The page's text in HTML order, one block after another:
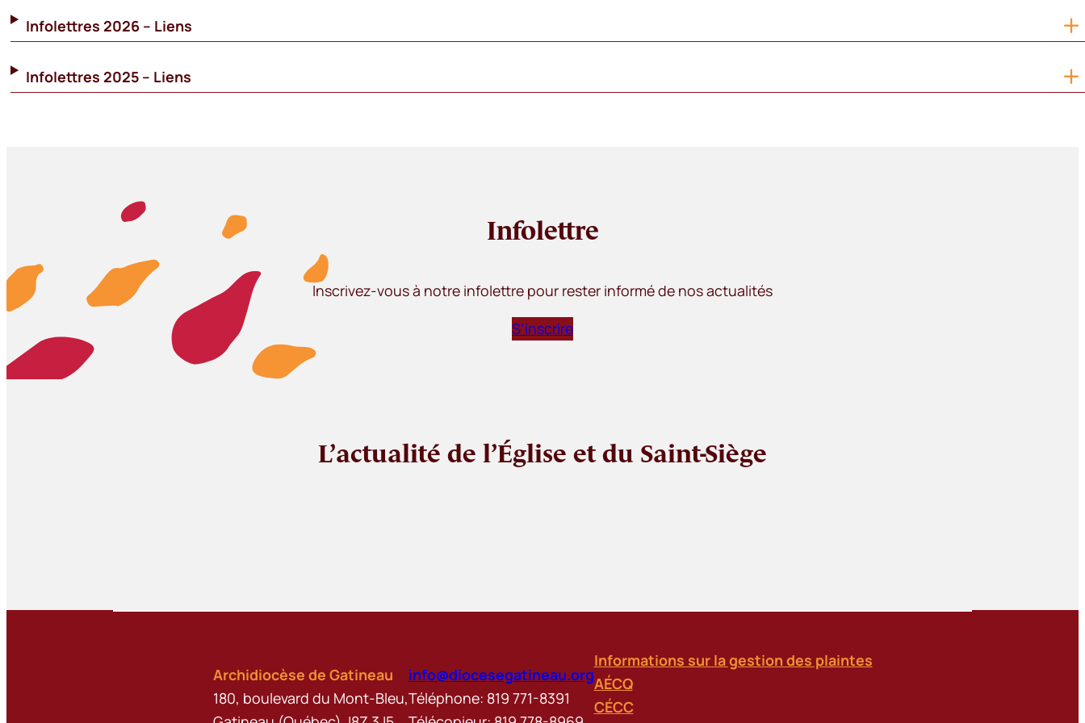
Infolettres 2026 – Liens
Infolettres 2025 – Liens
Infolettre
Inscrivez-vous à notre infolettre pour rester informé de nos actualités
S’inscrire
L’actualité de l’Église et du Saint-Siège
Archidiocèse de Gatineau
180, boulevard du Mont-Bleu,
info@diocesegatineau.org
Téléphone: 819 771-8391
Informations sur la gestion des plaintes
AÉCQ
CÉCC